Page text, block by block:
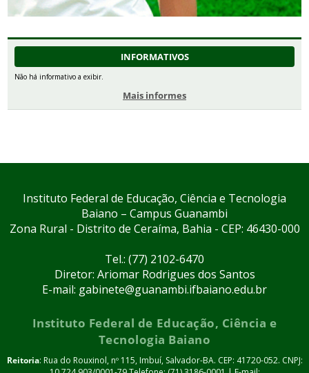
INFORMATIVOS
Não há informativo a exibir.
Mais informes
Instituto Federal de Educação, Ciência e Tecnologia
Baiano – Campus Guanambi
Zona Rural - Distrito de Ceraíma, Bahia - CEP: 46430-000
Tel.: (77) 2102-6470
Diretor: Ariomar Rodrigues dos Santos
E-mail: gabinete@guanambi.ifbaiano.edu.br
Instituto Federal de Educação, Ciência e
Tecnologia Baiano
Reitoria: Rua do Rouxinol, nº 115, Imbuí, Salvador-BA. CEP: 41720-052. CNPJ: